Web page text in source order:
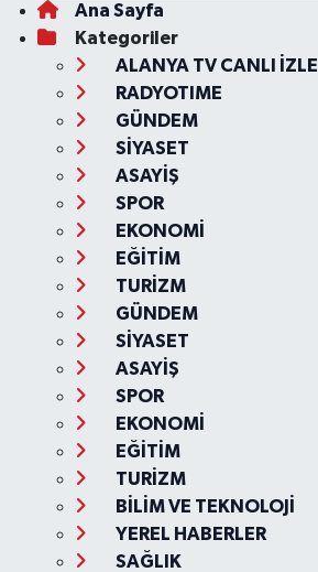
Ana Sayfa
Kategoriler
ALANYA TV CANLI İZLE
RADYOTIME
GÜNDEM
SİYASET
ASAYİŞ
SPOR
EKONOMİ
EĞİTİM
TURİZM
GÜNDEM
SİYASET
ASAYİŞ
SPOR
EKONOMİ
EĞİTİM
TURİZM
BİLİM VE TEKNOLOJİ
YEREL HABERLER
SAĞLIK